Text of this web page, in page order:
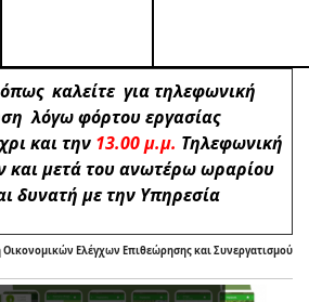
καλείτε για τηλεφωνική
λόγω φόρτου εργασίας
και την 13.00 μ.μ. Τηλεφωνική
και μετά του ανωτέρω ωραρίου
δυνατή με την Υπηρεσία
Ελέγχων Επιθεώρησης και Συνεργατισμού